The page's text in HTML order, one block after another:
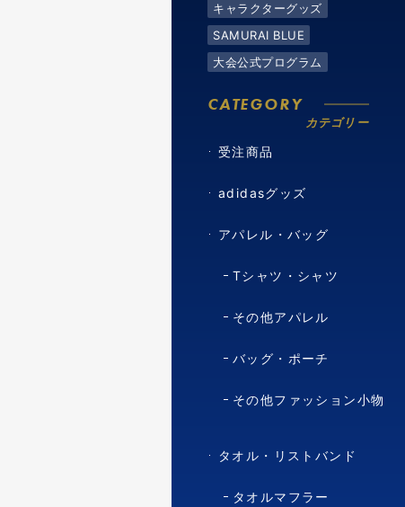
キャラクターグッズ
SAMURAI BLUE
大会公式プログラム
CATEGORY
カテゴリー
受注商品
adidasグッズ
アパレル・バッグ
Tシャツ・シャツ
その他アパレル
バッグ・ポーチ
その他ファッション小物
タオル・リストバンド
タオルマフラー